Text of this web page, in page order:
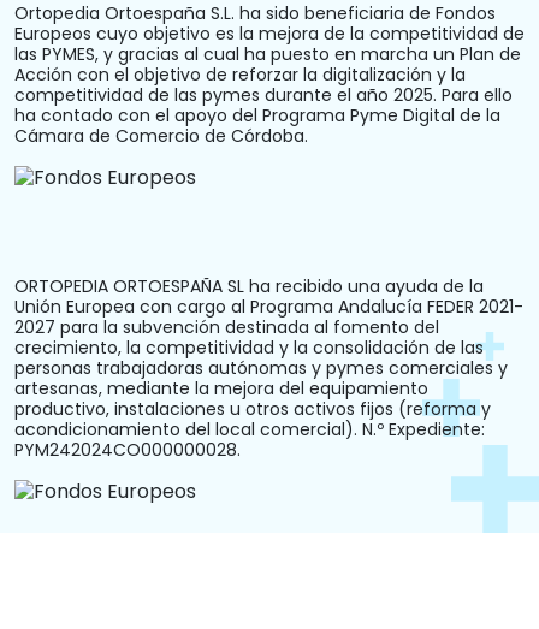
Ortopedia Ortoespaña S.L. ha sido beneficiaria de Fondos
Europeos cuyo objetivo es la mejora de la competitividad de
las PYMES, y gracias al cual ha puesto en marcha un Plan de
Acción con el objetivo de reforzar la digitalización y la
competitividad de las pymes durante el año 2025. Para ello
ha contado con el apoyo del Programa Pyme Digital de la
Cámara de Comercio de Córdoba.
ORTOPEDIA ORTOESPAÑA SL ha recibido una ayuda de la
Unión Europea con cargo al Programa Andalucía FEDER 2021-
2027 para la subvención destinada al fomento del
crecimiento, la competitividad y la consolidación de las
personas trabajadoras autónomas y pymes comerciales y
artesanas, mediante la mejora del equipamiento
productivo, instalaciones u otros activos fijos (reforma y
acondicionamiento del local comercial). N.º Expediente:
PYM242024CO000000028.